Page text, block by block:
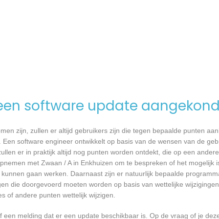
software update
zijn, zullen er altijd gebruikers zijn die tegen bepaalde punten
software engineer ontwikkelt op basis van de wensen van de
er in praktijk altijd nog punten worden ontdekt, die op een
met Zwaan / A in Enkhuizen om te bespreken of het mogelijk
gaan werken. Daarnaast zijn er natuurlijk bepaalde
die doorgevoerd moeten worden op basis van wettelijke
of andere punten wettelijk wijzigen.
melding dat er een update beschikbaar is. Op de vraag of je